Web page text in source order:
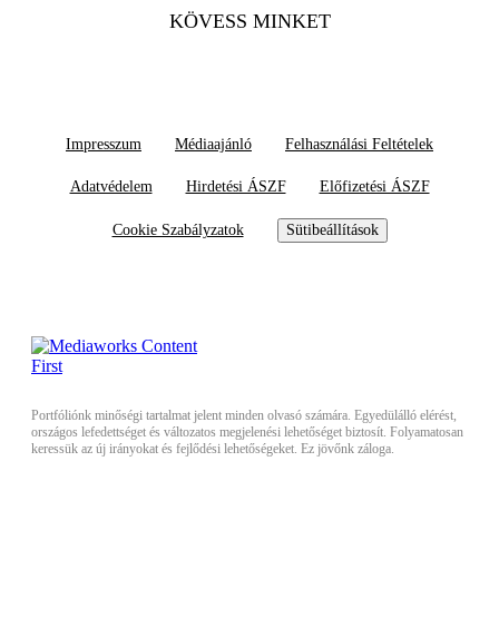
KÖVESS MINKET
Impresszum Médiaajánló Felhasználási Feltételek
Adatvédelem Hirdetési ÁSZF Előfizetési ÁSZF
Cookie Szabályzatok Sütibeállítások
Portfóliónk minőségi tartalmat jelent minden olvasó számára. Egyedülálló elérést,
országos lefedettséget és változatos megjelenési lehetőséget biztosít. Folyamatosan
keressük az új irányokat és fejlődési lehetőségeket. Ez jövőnk záloga.